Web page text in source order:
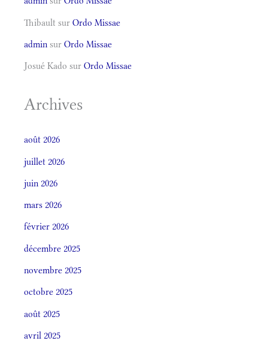
Thibault sur Ordo Missae
admin sur Ordo Missae
Josué Kado sur Ordo Missae
Archives
août 2026
juillet 2026
juin 2026
mars 2026
février 2026
décembre 2025
novembre 2025
octobre 2025
août 2025
avril 2025